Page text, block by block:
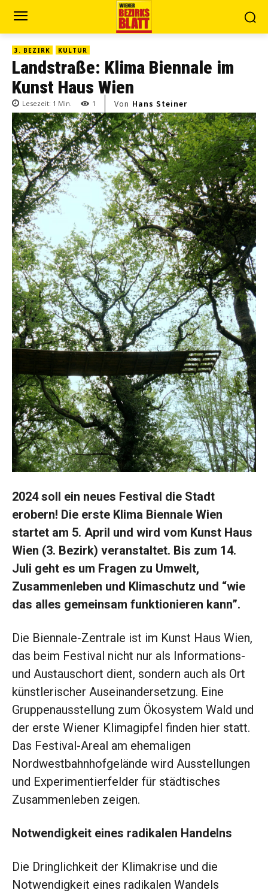
3. BEZIRK KULTUR
Landstraße: Klima Biennale im
Kunst Haus Wien
Lesezeit: 1 Min. 1 Von Hans Steiner
2024 soll ein neues Festival die Stadt
erobern! Die erste Klima Biennale Wien
startet am 5. April und wird vom Kunst Haus
Wien (3. Bezirk) veranstaltet. Bis zum 14.
Juli geht es um Fragen zu Umwelt,
Zusammenleben und Klimaschutz und “wie
das alles gemeinsam funktionieren kann”.
Die Biennale-Zentrale ist im Kunst Haus Wien,
das beim Festival nicht nur als Informations-
und Austauschort dient, sondern auch als Ort
künstlerischer Auseinandersetzung. Eine
Gruppenausstellung zum Ökosystem Wald und
der erste Wiener Klimagipfel finden hier statt.
Das Festival-Areal am ehemaligen
Nordwestbahnhofgelände wird Ausstellungen
und Experimentierfelder für städtisches
Zusammenleben zeigen.
Notwendigkeit eines radikalen Handelns
Die Dringlichkeit der Klimakrise und die
Notwendigkeit eines radikalen Wandels